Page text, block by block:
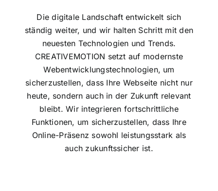
Die digitale Landschaft entwickelt sich
ständig weiter, und wir halten Schritt mit den
neuesten Technologien und Trends.
CREATIVEMOTION setzt auf modernste
Webentwicklungstechnologien, um
sicherzustellen, dass Ihre Webseite nicht nur
heute, sondern auch in der Zukunft relevant
bleibt. Wir integrieren fortschrittliche
Funktionen, um sicherzustellen, dass Ihre
Online-Präsenz sowohl leistungsstark als
auch zukunftssicher ist.